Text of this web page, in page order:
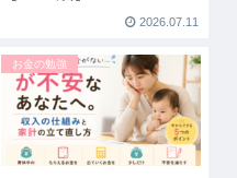
2026.07.11
お金の勉強